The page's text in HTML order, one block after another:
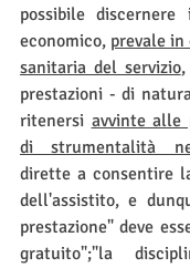
possibile
economico, prevale
sanitaria del servizio,
prestazioni - di
ritenersi avvinte alle
di strumentalità
dirette a consentire
dell'assistito, e
prestazione" deve
gratuito";"la